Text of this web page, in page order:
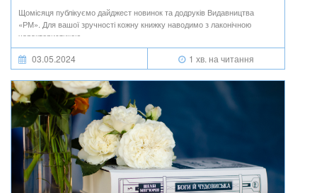
Щомісяця публікуємо дайджест новинок та додруків Видавництва
«РМ». Для вашої зручності кожну книжку наводимо з лаконічною
характеристикою.
03.05.2024 1 хв. на читання